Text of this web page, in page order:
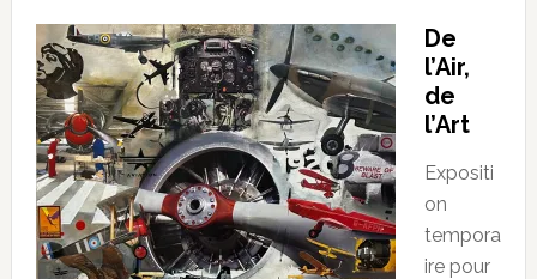
De
l’Air,
de
l’Art
Expositi
on
tempora
ire pour